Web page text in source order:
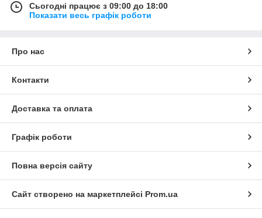
Сьогодні працює з 09:00 до 18:00
Показати весь графік роботи
Про нас
Контакти
Доставка та оплата
Графік роботи
Повна версія сайту
Сайт створено на маркетплейсі Prom.ua